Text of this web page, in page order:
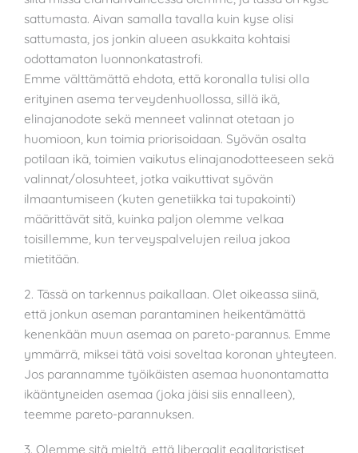
sattumasta. Aivan samalla tavalla kuin kyse olisi
sattumasta, jos jonkin alueen asukkaita kohtaisi
odottamaton luonnonkatastrofi.
Emme välttämättä ehdota, että koronalla tulisi olla
erityinen asema terveydenhuollossa, sillä ikä,
elinajanodote sekä menneet valinnat otetaan jo
huomioon, kun toimia priorisoidaan. Syövän osalta
potilaan ikä, toimien vaikutus elinajanodotteeseen sekä
valinnat/olosuhteet, jotka vaikuttivat syövän
ilmaantumiseen (kuten genetiikka tai tupakointi)
määrittävät sitä, kuinka paljon olemme velkaa
toisillemme, kun terveyspalvelujen reilua jakoa
mietitään.
2. Tässä on tarkennus paikallaan. Olet oikeassa siinä,
että jonkun aseman parantaminen heikentämättä
kenenkään muun asemaa on pareto-parannus. Emme
ymmärrä, miksei tätä voisi soveltaa koronan yhteyteen.
Jos parannamme työikäisten asemaa huonontamatta
ikääntyneiden asemaa (joka jäisi siis ennalleen),
teemme pareto-parannuksen.
3. Olemme sitä mieltä, että liberaalit egalitaristiset